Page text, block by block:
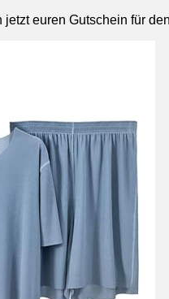
euren Gutschein für